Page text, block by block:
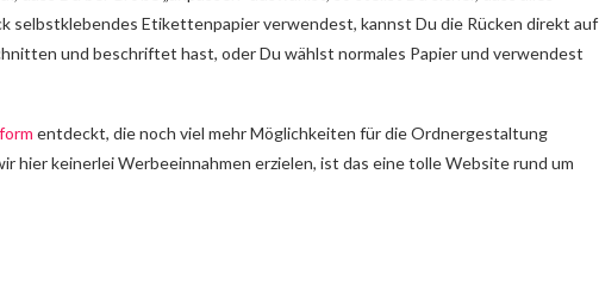
selbstklebendes Etikettenpapier verwendest, kannst Du die Rücken direkt auf
und beschriftet hast, oder Du wählst normales Papier und verwendest
entdeckt, die noch viel mehr Möglichkeiten für die Ordnergestaltung
hier keinerlei Werbeeinnahmen erzielen, ist das eine tolle Website rund um